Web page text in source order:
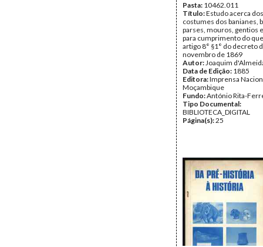
Pasta: 10462.011
Título:Estudo acerca
costumes dos banianes,
parses, mouros, gentios
para cumprimento do
artigo 8° §1° do decreto
novembro de 1869
Autor:Joaquim
Data de Edição: 1885
Editora:Imprensa
Moçambique
Fundo:António Rita-
Tipo Documental:
BIBLIOTECA_DIGITAL
Página(s):25